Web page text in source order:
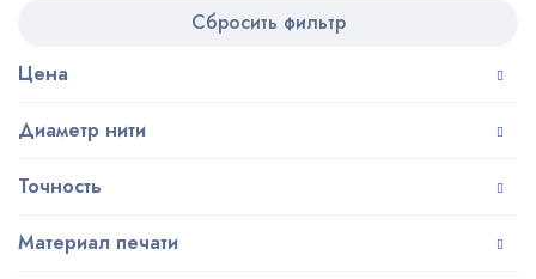
Сбросить фильтр
Цена
Диаметр нити
Точность
Материал печати